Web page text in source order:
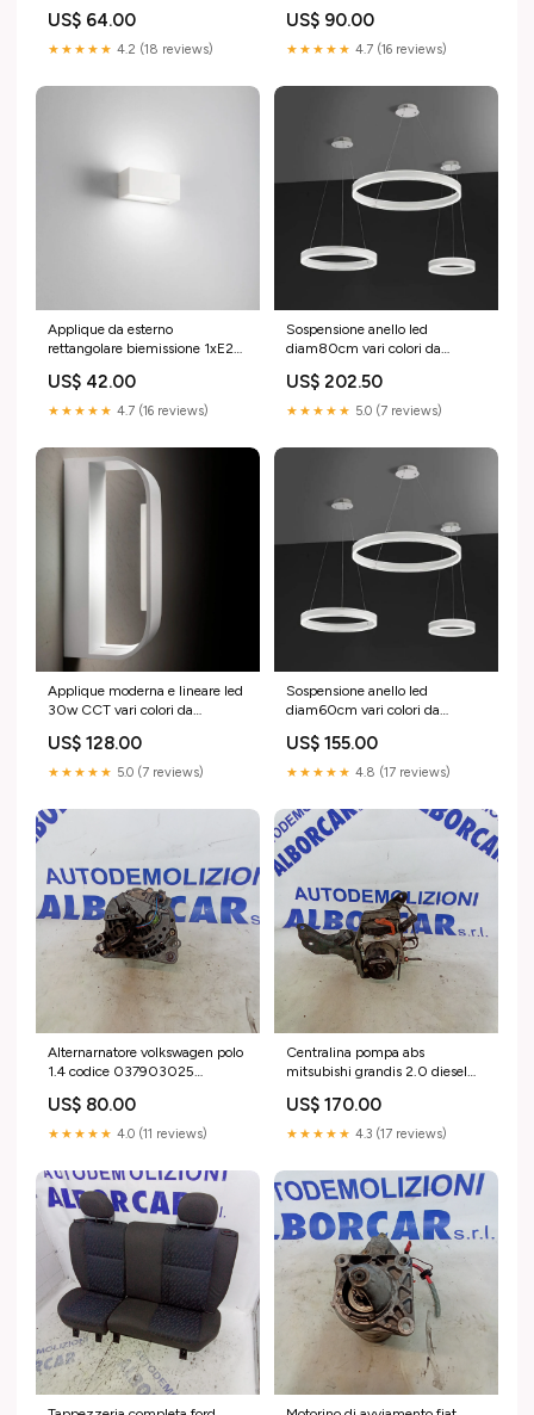
LENTE Incassi in metallo
US$ 64.00
★★★★★ 4.2 (18 reviews)
metallo
US$ 90.00
★★★★★ 4.7 (16 reviews)
Applique da esterno
rettangolare biemissione 1xE27
529 Stripled
US$ 42.00
★★★★★ 4.7 (16 reviews)
Sospensione anello led
diam80cm vari colori da
TWIN S80 Colore:ruggine
US$ 202.50
★★★★★ 5.0 (7 reviews)
Applique moderna e lineare led
30w CCT vari colori da
Colore:ruggine
US$ 128.00
★★★★★ 5.0 (7 reviews)
Sospensione anello led
diam60cm vari colori da
TWIN S60 lampade ricaricabili
US$ 155.00
★★★★★ 4.8 (17 reviews)
Alternarnatore volkswagen polo
1.4 codice 037903025
US$ 80.00
★★★★★ 4.0 (11 reviews)
Centralina pompa abs
mitsubishi grandis 2.0 diesel
US$ 170.00
★★★★★ 4.3 (17 reviews)